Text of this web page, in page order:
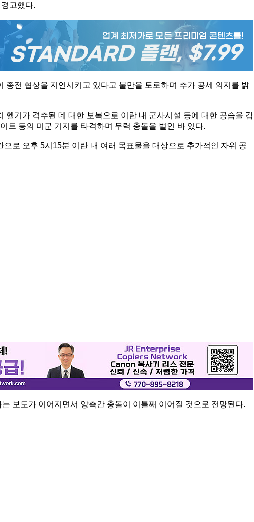
고했다.
종전 협상을 지연시키고 있다고 불만을 토로하며 추가 공세 의지를 밝
헬기가 격추된 데 대한 보복으로 이란 내 군사시설 등에 대한 공습을 감
트 등의 미군 기지를 타격하며 무력 충돌을 벌인 바 있다.
로 오후 5시15분 이란 내 여러 목표물을 대상으로 추가적인 자위 공
보도가 이어지면서 양측간 충돌이 이틀째 이어질 것으로 전망된다.